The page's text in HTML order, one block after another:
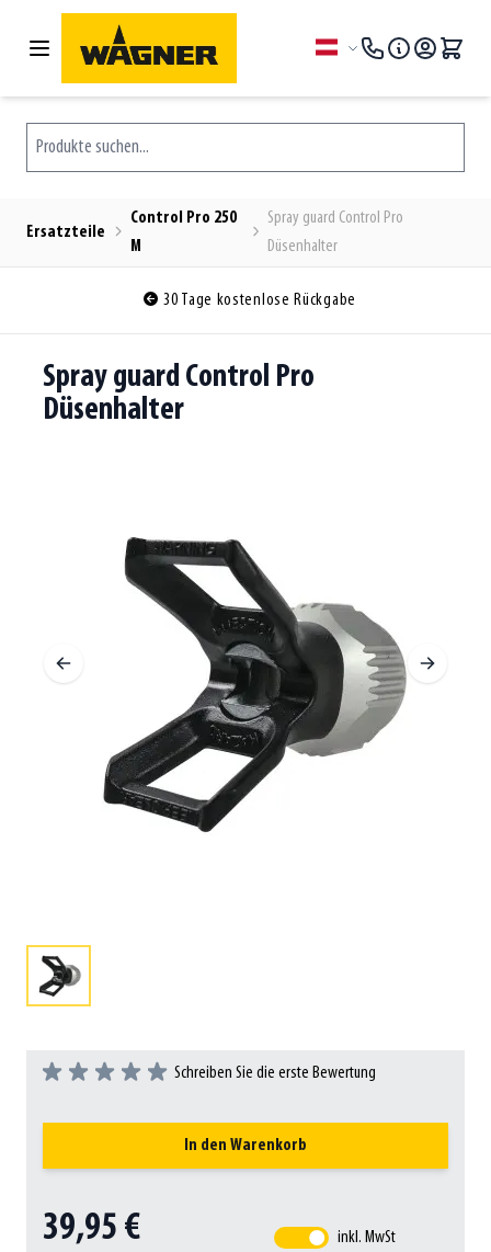
Zum Inhalt springen
Sprache
Produkte suchen...
Ersatzteile
Control Pro 250
M
Spray guard Control Pro
Düsenhalter
30 Tage kostenlose Rückgabe
Spray guard Control Pro
Düsenhalter
Schreiben Sie die erste Bewertung
In den Warenkorb
39,95 € inkl. MwSt